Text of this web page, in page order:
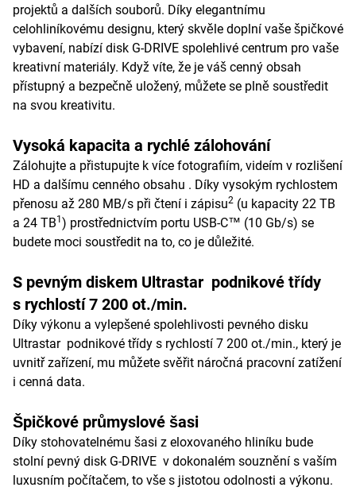
projektů a dalších souborů. Díky elegantnímu
celohliníkovému designu, který skvěle doplní vaše špičkové
vybavení, nabízí disk G-DRIVE spolehlivé centrum pro vaše
kreativní materiály. Když víte, že je váš cenný obsah
přístupný a bezpečně uložený, můžete se plně soustředit
na svou kreativitu.
Vysoká kapacita a rychlé zálohování
Zálohujte a přistupujte k více fotografiím, videím v rozlišení
HD a dalšímu cenného obsahu . Díky vysokým rychlostem
přenosu až 280 MB/s při čtení i zápisu2 (u kapacity 22 TB
a 24 TB1 ) prostřednictvím portu USB-C™ (10 Gb/s) se
budete moci soustředit na to, co je důležité.
S pevným diskem Ultrastar podnikové třídy
s rychlostí 7 200 ot./min.
Díky výkonu a vylepšené spolehlivosti pevného disku
Ultrastar podnikové třídy s rychlostí 7 200 ot./min., který je
uvnitř zařízení, mu můžete svěřit náročná pracovní zatížení
i cenná data.
Špičkové průmyslové šasi
Díky stohovatelnému šasi z eloxovaného hliníku bude
stolní pevný disk G-DRIVE v dokonalém souznění s vaším
luxusním počítačem, to vše s jistotou odolnosti a výkonu.